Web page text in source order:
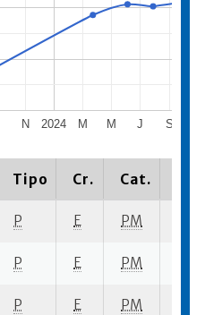
2024
N M M J S
Tipo Cr. Cat.
P E PM
P E PM
P E PM